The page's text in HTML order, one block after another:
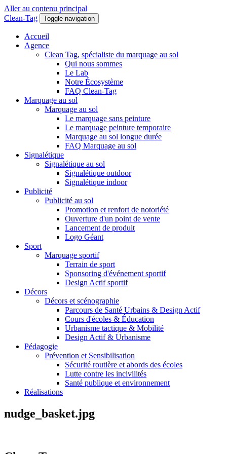
Aller au contenu principal
Clean-Tag
Toggle navigation
Accueil
Agence
Clean Tag, spécialiste du marquage au sol
Qui nous sommes
Le Lab
Notre Écosystème
FAQ Clean-Tag
Marquage au sol
Marquage au sol
Le marquage sans peinture
Le marquage peinture temporaire
Marquage au sol longue durée
FAQ Marquage au sol
Signalétique
Signalétique au sol
Signalétique outdoor
Signalétique indoor
Publicité
Publicité au sol
Promotion et renfort de notoriété
Ouverture d'un point de vente
Lancement de produit
Logo Géant
Sport
Marquage sportif
Terrain de sport
Sponsoring d'événement sportif
Design Actif sportif
Décors
Décors et scénographie
Parcours de Santé Urbains & Design Actif
Cours d'écoles & Éducation
Urbanisme tactique & Mobilité
Design Actif & Urbanisme
Pédagogie
Prévention et Sensibilisation
Sécurité routière et abords des écoles
Lutte contre les incivilités
Santé publique et environnement
Réalisations
nudge_basket.jpg